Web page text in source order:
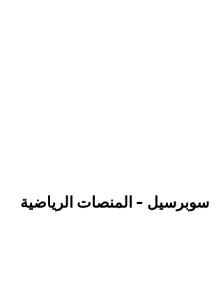
سوبرسيل - المنصات الرياضية